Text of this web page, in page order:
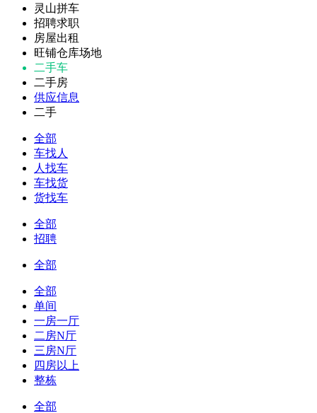
灵山拼车
招聘求职
房屋出租
旺铺仓库场地
二手车
二手房
供应信息
二手
全部
车找人
人找车
车找货
货找车
全部
招聘
全部
全部
单间
一房一厅
二房N厅
三房N厅
四房以上
整栋
全部